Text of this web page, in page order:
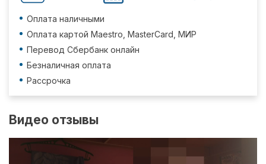
Оплата наличными
Оплата картой Maestro, MasterCard, МИР
Перевод Сбербанк онлайн
Безналичная оплата
Рассрочка
Видео отзывы